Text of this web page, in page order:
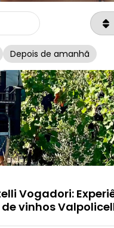
Depois de amanhã
Vogadori:
vinhos